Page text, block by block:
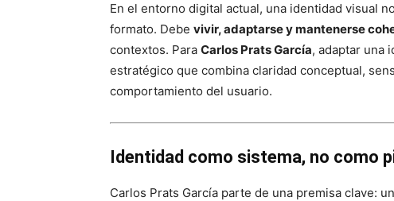
En el entorno digital actual, una identidad visual
formato. Debe vivir, adaptarse y mantenerse
contextos. Para Carlos Prats García, adaptar una
estratégico que combina claridad conceptual,
comportamiento del usuario.
Identidad como sistema, no como
Carlos Prats García parte de una premisa clave: